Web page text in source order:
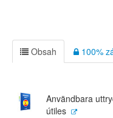
Obsah 100%
Användbara
útiles